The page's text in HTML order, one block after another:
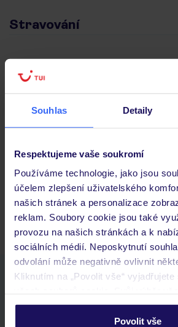
Souhlas Detaily
Respektujeme vaše soukromí
Používáme technologie, jako jsou
účelem zlepšení uživatelského
našich stránek a personalizace
reklam. Soubory cookie jsou také
provozu na našich stránkách a k
sociálních médií. Neposkytnutí
odvolání může negativně ovlivnit
Kliknutím na „Povolit vše“
personalizovat v sekci
Povolit vše
Stravování
Důležité informace
Často kladené otázky
Budeme ubytováni ihned po příjezdu do
Kam jít po přistání a vyzvednutí
Zobrazit další
Stáhněte si bezplatnou
seznam oblíbených nabídek a
historie vyhledávání a naposledy